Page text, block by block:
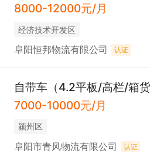
8000-12000元/月
经济技术开发区
阜阳恒邦物流有限公司 认证
自带车（4.2平板/高栏/箱货
7000-10000元/月
颍州区
阜阳市青风物流有限公司 认证